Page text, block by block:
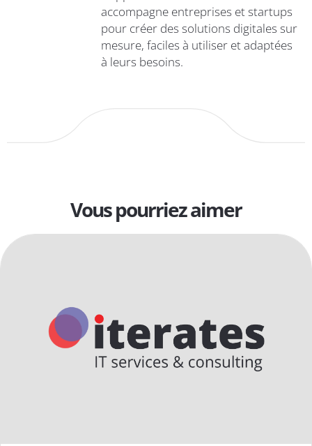
accompagne entreprises et startups
pour créer des solutions digitales sur
mesure, faciles à utiliser et adaptées
à leurs besoins.
Vous pourriez aimer